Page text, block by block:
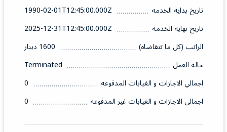
تاريخ بدايه الخدمه
1990-02-01T12:45:00.000Z
تاريخ نهايه الخدمه
2025-12-31T12:45:00.000Z
الراتب (كل ما تتقاضاه)
1600 دينار
حاله العمل
Terminated
اجمالي الاجازات و الغيابات المدفوعه
0
اجمالي الاجازات و الغيابات غير المدفوعه
0